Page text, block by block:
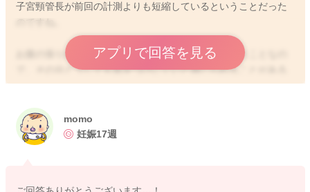
子宮頸管長が前回の計測よりも短縮しているということだった
お腹の張りの自覚がまだあまりよくわからないということなの
で、その分どうしても気をつけにくいと感じられることがある
と思います。
いただいたり、無理をして動かない、できる限りゆったりと過
ごすようにされることもいいと思います。
アプリで回答を見る
momo
妊娠17週